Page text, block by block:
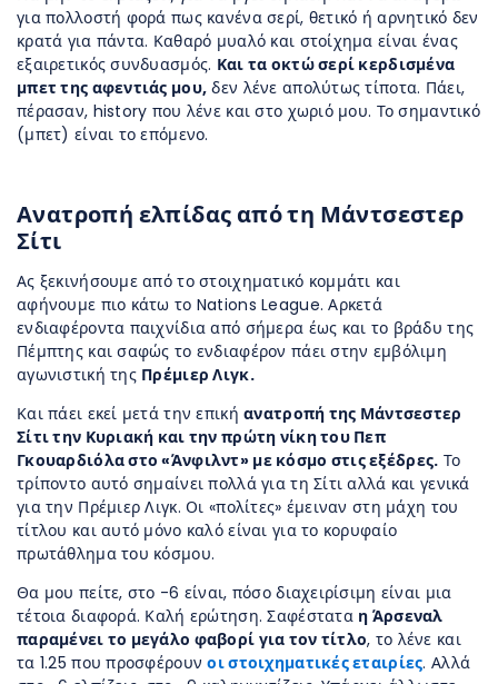
για πολλοστή φορά πως κανένα σερί, θετικό ή αρνητικό δεν
κρατά για πάντα. Καθαρό μυαλό και στοίχημα είναι ένας
εξαιρετικός συνδυασμός. Και τα οκτώ σερί κερδισμένα
μπετ της αφεντιάς μου, δεν λένε απολύτως τίποτα. Πάει,
πέρασαν, history που λένε και στο χωριό μου. Το σημαντικό
(μπετ) είναι το επόμενο.
Ανατροπή ελπίδας από τη Μάντσεστερ
Σίτι
Ας ξεκινήσουμε από το στοιχηματικό κομμάτι και
αφήνουμε πιο κάτω το Nations League. Αρκετά
ενδιαφέροντα παιχνίδια από σήμερα έως και το βράδυ της
Πέμπτης και σαφώς το ενδιαφέρον πάει στην εμβόλιμη
αγωνιστική της Πρέμιερ Λιγκ.
Και πάει εκεί μετά την επικήανατροπή της Μάντσεστερ
Σίτι την Κυριακή και την πρώτη νίκη του Πεπ
Γκουαρδιόλα στο «Άνφιλντ» με κόσμο στις εξέδρες. Το
τρίποντο αυτό σημαίνει πολλά για τη Σίτι αλλά και γενικά
για την Πρέμιερ Λιγκ. Οι «πολίτες» έμειναν στη μάχη του
τίτλου και αυτό μόνο καλό είναι για το κορυφαίο
πρωτάθλημα του κόσμου.
Θα μου πείτε, στο -6 είναι, πόσο διαχειρίσιμη είναι μια
τέτοια διαφορά. Καλή ερώτηση. Σαφέστατα η Άρσεναλ
παραμένει το μεγάλο φαβορί για τον τίτλο, το λένε και
τα 1.25 που προσφέρουνοι στοιχηματικές εταιρίες. Αλλά